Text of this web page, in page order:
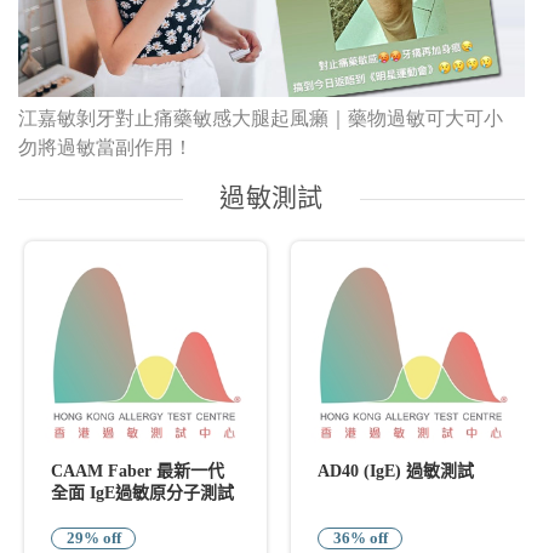
江嘉敏剝牙對止痛藥敏感大腿起風癩｜藥物過敏可大可小
勿將過敏當副作用！